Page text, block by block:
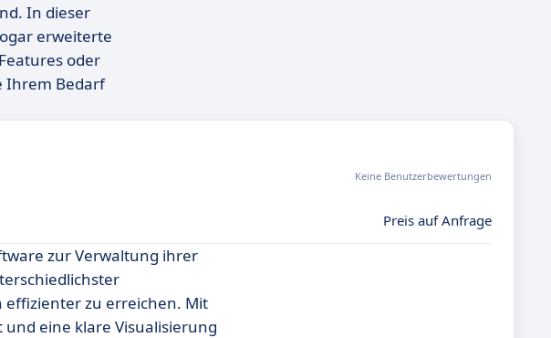
In dieser
erweiterte
oder
Ihrem Bedarf
Keine Benutzerbewertungen
Preis auf Anfrage
zur Verwaltung ihrer
zu erreichen. Mit
eine klare Visualisierung